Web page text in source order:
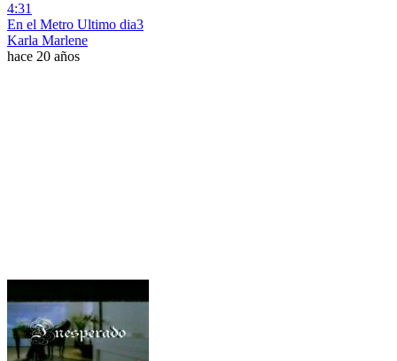
4:31
En el Metro Ultimo dia3
Karla Marlene
hace 20 años